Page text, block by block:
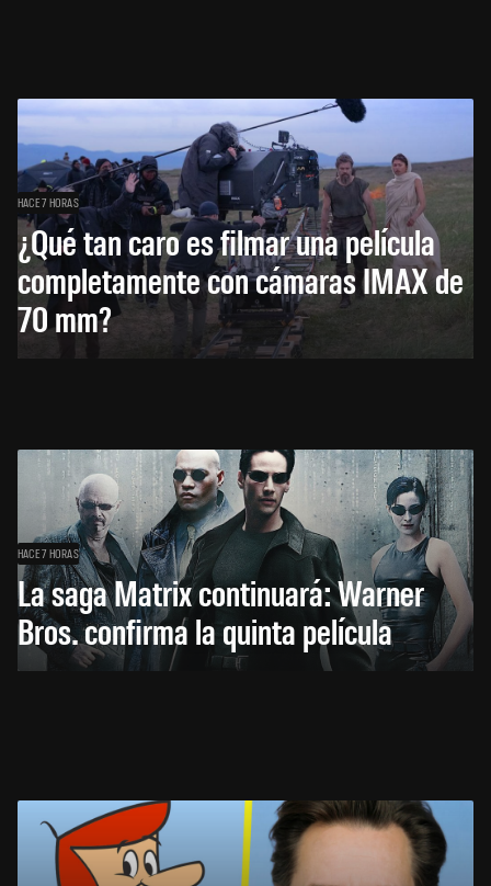
HACE 7 HORAS
¿Qué tan caro es filmar una película
completamente con cámaras IMAX de
70 mm?
HACE 7 HORAS
La saga Matrix continuará: Warner
Bros. confirma la quinta película